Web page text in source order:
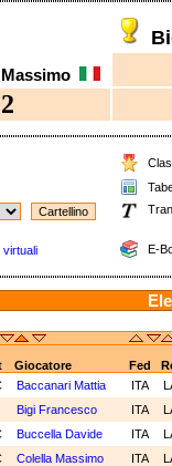
2
virtuali E-
Giocatore Fed
Baccanari Mattia ITA
Bigi Francesco ITA
Buccella Davide ITA
Colella Massimo ITA